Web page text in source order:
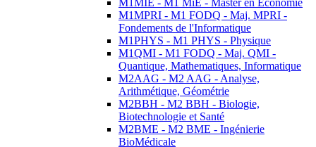
M1MIE - M1 MiE - Master en Economie
M1MPRI - M1 FODQ - Maj. MPRI -
Fondements de l'Informatique
M1PHYS - M1 PHYS - Physique
M1QMI - M1 FODQ - Maj. QMI -
Quantique, Mathematiques, Informatique
M2AAG - M2 AAG - Analyse,
Arithmétique, Géométrie
M2BBH - M2 BBH - Biologie,
Biotechnologie et Santé
M2BME - M2 BME - Ingénierie
BioMédicale